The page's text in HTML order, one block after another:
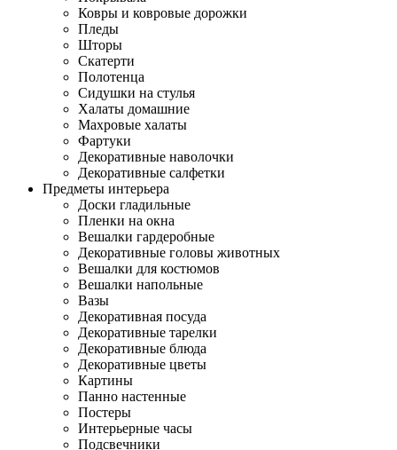
Ковры и ковровые дорожки
Пледы
Шторы
Скатерти
Полотенца
Сидушки на стулья
Халаты домашние
Махровые халаты
Фартуки
Декоративные наволочки
Декоративные салфетки
Предметы интерьера
Доски гладильные
Пленки на окна
Вешалки гардеробные
Декоративные головы животных
Вешалки для костюмов
Вешалки напольные
Вазы
Декоративная посуда
Декоративные тарелки
Декоративные блюда
Декоративные цветы
Картины
Панно настенные
Постеры
Интерьерные часы
Подсвечники